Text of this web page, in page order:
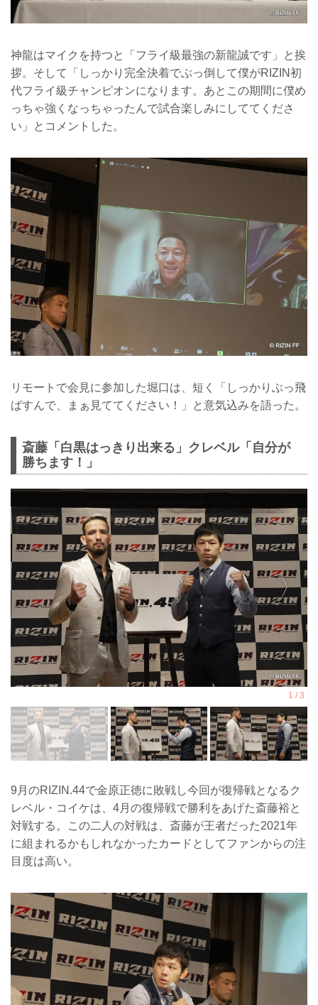
神龍はマイクを持つと「フライ級最強の新龍誠です」と挨
拶。そして「しっかり完全決着でぶっ倒して僕がRIZIN初
代フライ級チャンピオンになります。あとこの期間に僕め
っちゃ強くなっちゃったんで試合楽しみにしててくださ
い」とコメントした。
リモートで会見に参加した堀口は、短く「しっかりぶっ飛
ばすんで、まぁ見ててください！」と意気込みを語った。
斎藤「白黒はっきり出来る」クレベル「自分が
勝ちます！」
9月のRIZIN.44で金原正徳に敗戦し今回が復帰戦となるク
レベル・コイケは、4月の復帰戦で勝利をあげた斎藤裕と
対戦する。この二人の対戦は、斎藤が王者だった2021年
に組まれるかもしれなかったカードとしてファンからの注
目度は高い。